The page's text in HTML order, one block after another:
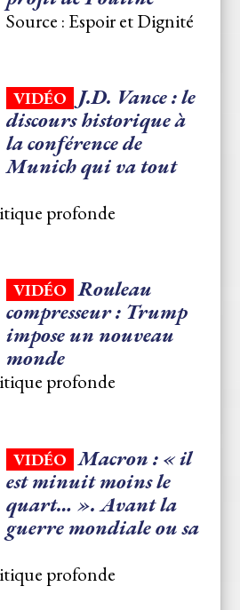
Source : Espoir et Dignité
VIDÉO J.D. Vance : le
discours historique à
la conférence de
Munich qui va tout
profonde
VIDÉO Rouleau
compresseur : Trump
impose un nouveau
monde
profonde
VIDÉO Macron : « il
est minuit moins le
quart… ». Avant la
guerre mondiale ou sa
profonde